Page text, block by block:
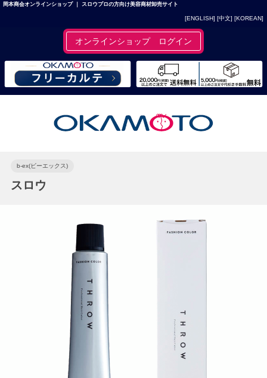
岡本商会オンラインショップ ｜ スロウプロの方向け美容商材卸売サイト
[ENGLISH] [中文] [KOREAN]
オンラインショップ ログイン
b-ex(ビーエックス)
スロウ